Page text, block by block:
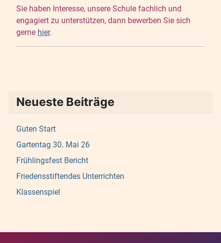
Sie haben Interesse, unsere Schule fachlich und
engagiert zu unterstützen, dann bewerben Sie sich
gerne hier.
Neueste Beiträge
Guten Start
Gartentag 30. Mai 26
Frühlingsfest Bericht
Friedensstiftendes Unterrichten
Klassenspiel